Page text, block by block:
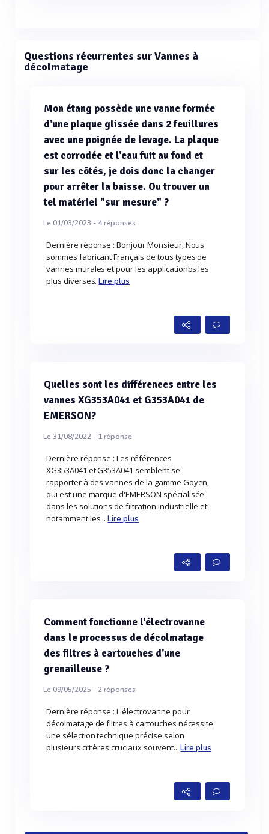
Questions récurrentes sur Vannes à
décolmatage
Mon étang possède une vanne formée
d'une plaque glissée dans 2 feuillures
avec une poignée de levage. La plaque
est corrodée et l'eau fuit au fond et
sur les côtés, je dois donc la changer
pour arrêter la baisse. Ou trouver un
tel matériel "sur mesure" ?
Le 01/03/2023 - 4réponses
Dernière réponse : Bonjour Monsieur, Nous
sommes fabricant Français de tous types de
vannes murales et pour les applicationbs les
plus diverses.Lire plus
Quelles sont les différences entre les
vannes XG353A041 et G353A041 de
EMERSON?
Le 31/08/2022 - 1réponse
Dernière réponse : Les références
XG353A041 et G353A041 semblent se
rapporter à des vannes de la gamme Goyen,
qui est une marque d'EMERSON spécialisée
dans les solutions de filtration industrielle et
notamment les...Lire plus
Comment fonctionne l'électrovanne
dans le processus de décolmatage
des filtres à cartouches d'une
grenailleuse ?
Le 09/05/2025 -2réponses
Dernière réponse : L'électrovanne pour
décolmatage de filtres à cartouches nécessite
une sélection technique précise selon
plusieurs critères cruciaux souvent...Lire plus